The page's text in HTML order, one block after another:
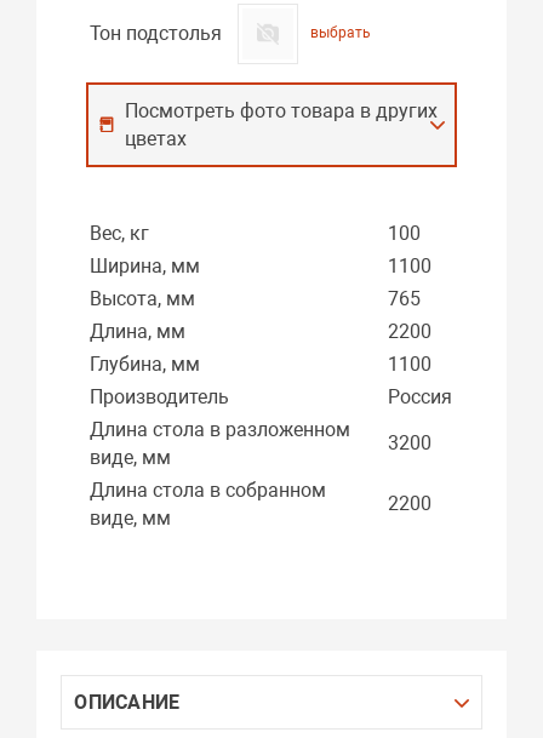
Тон подстолья выбрать
Посмотреть фото товара в других
цветах
Вес, кг
100
Ширина, мм
1100
Высота, мм
765
Длина, мм
2200
Глубина, мм
1100
Производитель
Россия
Длина стола в разложенном
виде, мм
3200
Длина стола в собранном
виде, мм
2200
ОПИСАНИЕ